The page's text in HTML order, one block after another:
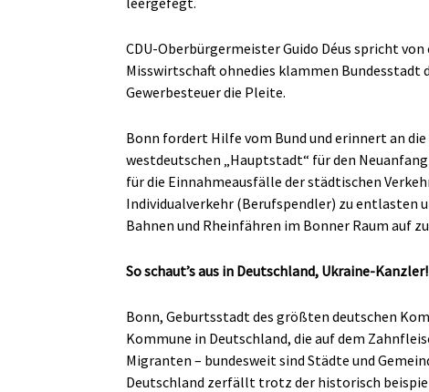
CDU-Oberbürgermeister Guido Déus spricht
Misswirtschaft ohnedies klammen
Gewerbesteuer die Pleite.
Bonn fordert Hilfe vom Bund und erinnert an
westdeutschen „Hauptstadt“ für den
für die Einnahmeausfälle der städtischen
Individualverkehr (Berufspendler) zu entlasten
Bahnen und Rheinfähren im Bonner Raum auf
So schaut’s aus in Deutschland, Ukraine-Kanzler!
Bonn, Geburtsstadt des größten deutschen
Kommune in Deutschland, die auf dem
Migranten – bundesweit sind Städte und
Deutschland zerfällt trotz der historisch